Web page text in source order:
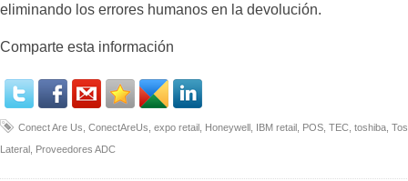
eliminando los errores humanos en la devolución.
Comparte esta información
Conect Are Us ConectAreUs expo retail Honeywell IBM retail POS TEC toshiba
Lateral Proveedores ADC